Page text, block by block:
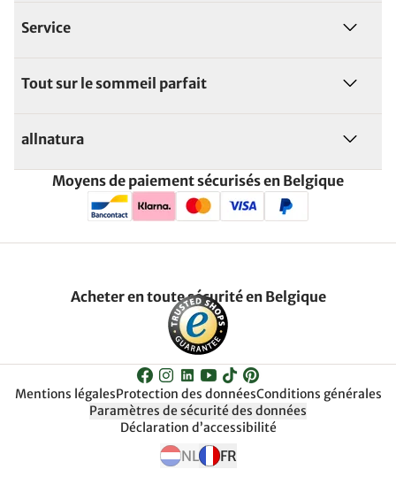
Service
Tout sur le sommeil parfait
allnatura
Moyens de paiement sécurisés en Belgique
Acheter en toute sécurité en Belgique
Mentions légalesProtection des donnéesConditions générales
Paramètres de sécurité des données
Déclaration d’accessibilité
NL FR